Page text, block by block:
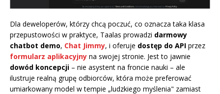
Dla deweloperów, którzy chcą poczuć, co oznacza taka klasa
przepustowości w praktyce, Taalas prowadzi darmowy
chatbot demo, Chat Jimmy, i oferuje dostęp do API przez
formularz aplikacyjny na swojej stronie. Jest to jawnie
dowód koncepcji – nie asystent na froncie nauki – ale
ilustruje realną grupę odbiorców, która może preferować
umiarkowany model w tempie „ludzkiego myślenia" zamiast